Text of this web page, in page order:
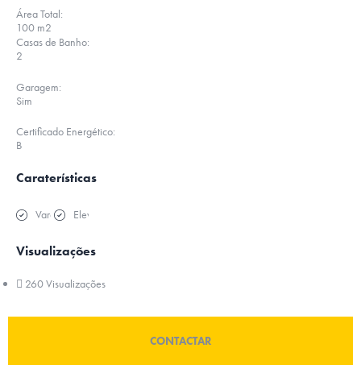
Área Total:
100 m2
Casas de Banho:
2
Garagem:
Sim
Certificado Energético:
B
Caraterísticas
Varanda Elevador
Visualizações
260 Visualizações
CONTACTAR